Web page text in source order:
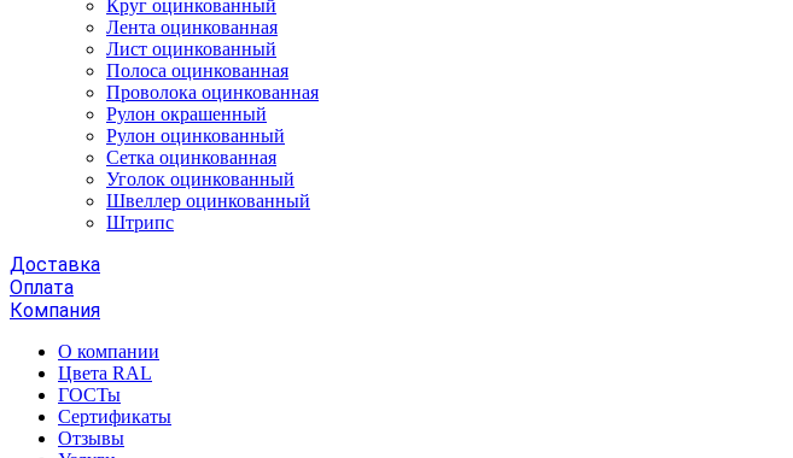
Круг оцинкованный
Лента оцинкованная
Лист оцинкованный
Полоса оцинкованная
Проволока оцинкованная
Рулон окрашенный
Рулон оцинкованный
Сетка оцинкованная
Уголок оцинкованный
Швеллер оцинкованный
Штрипс
Доставка
Оплата
Компания
О компании
Цвета RAL
ГОСТы
Сертификаты
Отзывы